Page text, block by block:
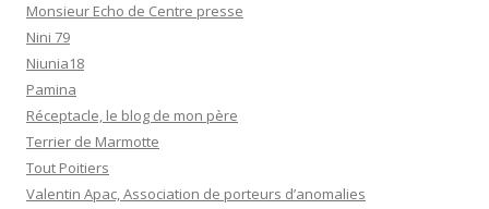
Monsieur Echo de Centre presse
Nini 79
Niunia18
Pamina
Réceptacle, le blog de mon père
Terrier de Marmotte
Tout Poitiers
Valentin Apac, Association de porteurs d’anomalies